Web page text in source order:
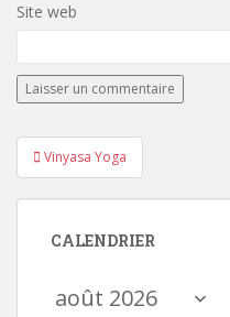
Site web
Navigation
de
l’article
Vinyasa Yoga
CALENDRIER